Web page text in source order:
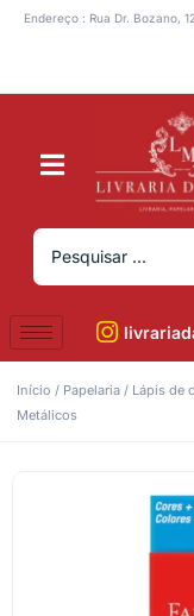
Endereço : Rua Dr. Bozano,
Início / Papelaria / Lápis de
Metálicos